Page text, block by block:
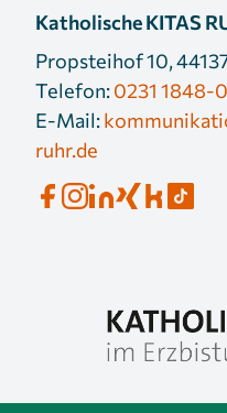
Katholische KITAS
Propsteihof 10,
Telefon:0231 1848-0
E-Mail:
ruhr.de